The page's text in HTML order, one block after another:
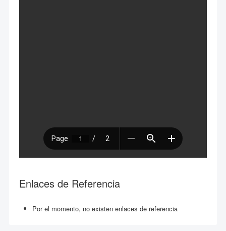
Enlaces de Referencia
Por el momento, no existen enlaces de referencia